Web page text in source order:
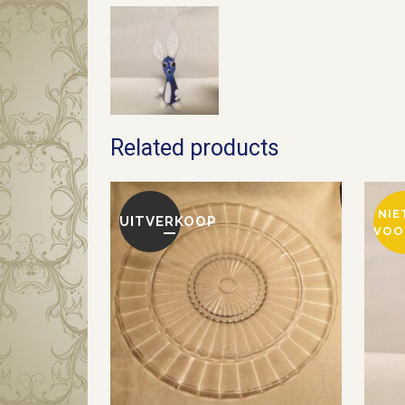
Related products
UITVERKOOP